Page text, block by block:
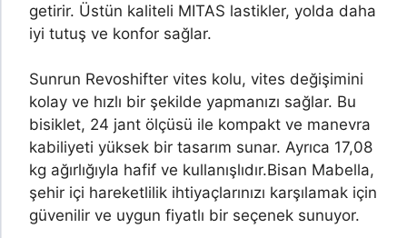
getirir. Üstün kaliteli MITAS lastikler, yolda daha
iyi tutuş ve konfor sağlar.
Sunrun Revoshifter vites kolu, vites değişimini
kolay ve hızlı bir şekilde yapmanızı sağlar. Bu
bisiklet, 24 jant ölçüsü ile kompakt ve manevra
kabiliyeti yüksek bir tasarım sunar. Ayrıca 17,08
kg ağırlığıyla hafif ve kullanışlıdır.Bisan Mabella,
şehir içi hareketlilik ihtiyaçlarınızı karşılamak için
güvenilir ve uygun fiyatlı bir seçenek sunuyor.